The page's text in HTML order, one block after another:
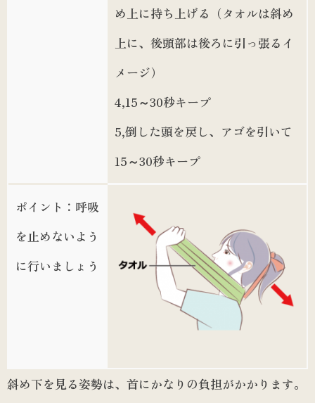
め上に持ち上げる（タオルは斜め
上に、後頭部は後ろに引っ張るイ
メージ）
4,15～30秒キープ
5,倒した頭を戻し、アゴを引いて
15～30秒キープ
ポイント：呼吸
を止めないよう
に行いましょう
斜め下を見る姿勢は、首にかなりの負担がかかります。